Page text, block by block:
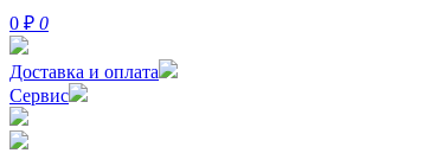
0 ₽ 0
Доставка и оплата
Сервис